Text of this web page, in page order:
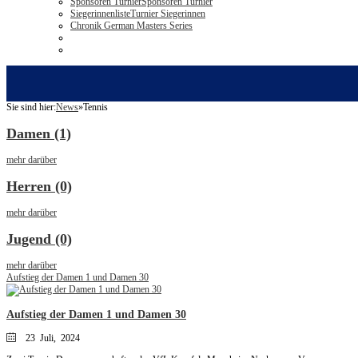
SiegerinnenlisteTurnier Siegerinnen
Chronik German Masters Series
Sie sind hier:News»Tennis
Damen (1)
mehr darüber
Herren (0)
mehr darüber
Jugend (0)
mehr darüber
Aufstieg der Damen 1 und Damen 30
Aufstieg der Damen 1 und Damen 30
23 Juli, 2024